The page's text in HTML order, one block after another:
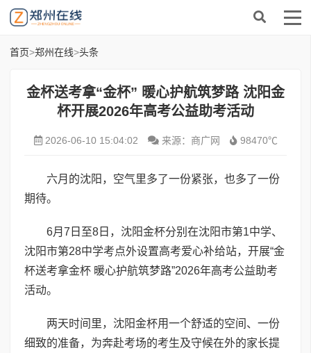
首页>郑州在线>头条
金杯送考拿“金杯” 暖心护航筑梦路 沈阳金
杯开展2026年高考公益助考活动
2026-06-10 15:04:02 来源：商广网 98470℃
六月的沈阳，空气里多了一份紧张，也多了一份
期待。
6月7日至8日，沈阳金杯分别在沈阳市第1中学、
沈阳市第28中学考点外设置高考爱心补给站，开展“金
杯送考拿金杯 暖心护航筑梦路”2026年高考公益助考
活动。
两天时间里，沈阳金杯用一个舒适的空间、一份
细致的准备，为奔赴考场的考生及守候在外的家长提